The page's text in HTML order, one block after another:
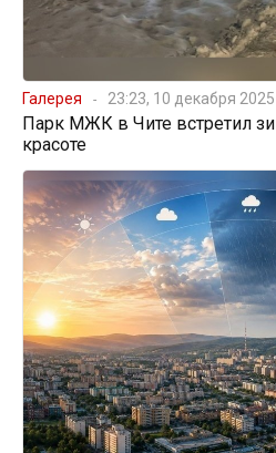
Галерея 23:23, 10 декабря 2025
Парк МЖК в Чите встретил
красоте